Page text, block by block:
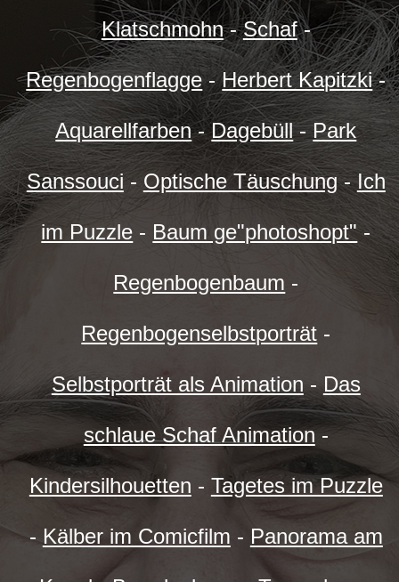
Klatschmohn-Schaf-
Regenbogenflagge-Herbert Kapitzki-
Aquarellfarben-Dagebüll-Park
Sanssouci - Optische Täuschung-Ich
im Puzzle - Baum ge"photoshopt"-
Regenbogenbaum -
Regenbogenselbstporträt -
Selbstporträt als Animation - Das
schlaue Schaf Animation -
Kindersilhouetten - Tagetes im Puzzle
- Kälber im Comicfilm - Panorama am